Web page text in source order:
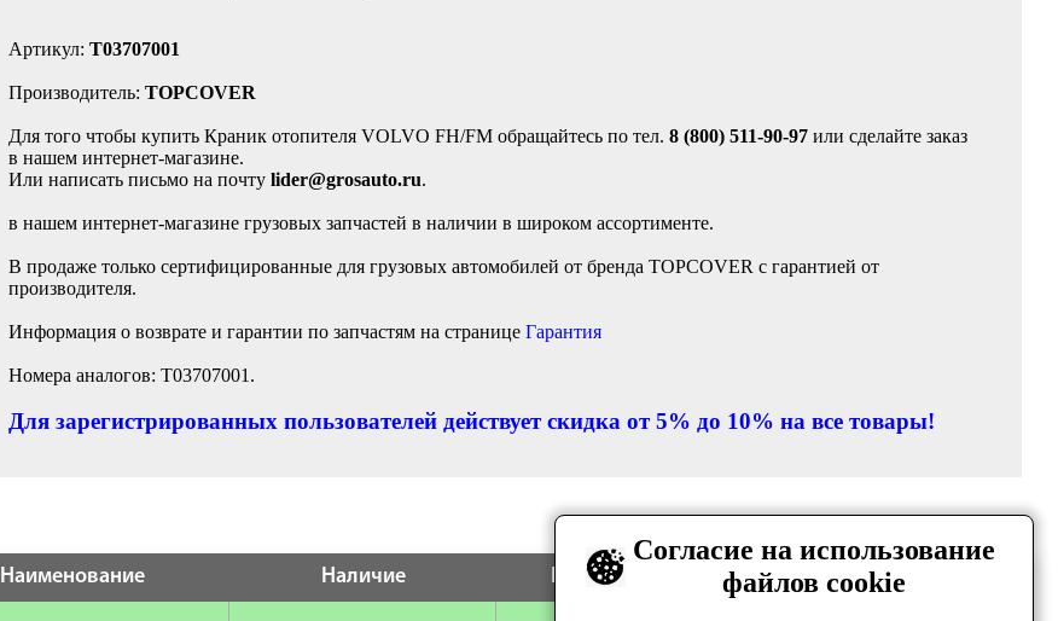
Артикул: T03707001
Производитель: TOPCOVER
Для того чтобы купить Краник отопителя VOLVO FH/FM обращайтесь по тел. 8 (800) 511-90-97 или сделайте заказ
в нашем интернет-магазине.
Или написать письмо на почту lider@grosauto.ru.
в нашем интернет-магазине грузовых запчастей в наличии в широком ассортименте.
В продаже только сертифицированные для грузовых автомобилей от бренда TOPCOVER с гарантией от
производителя.
Информация о возврате и гарантии по запчастям на странице Гарантия
Номера аналогов: T03707001.
Для зарегистрированных пользователей действует скидка от 5% до 10% на все товары!
Наименование Наличие Цена Количество
Согласие на использование
файлов cookie